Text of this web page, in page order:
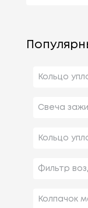
Кольцо
Свеча
Кольцо
Фильтр
Колпачок